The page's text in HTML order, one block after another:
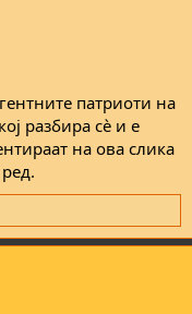
патриоти на
разбира сè и е
на ова слика